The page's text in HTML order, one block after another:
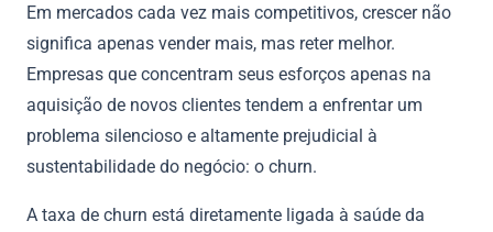
Em mercados cada vez mais competitivos, crescer não
significa apenas vender mais, mas reter melhor.
Empresas que concentram seus esforços apenas na
aquisição de novos clientes tendem a enfrentar um
problema silencioso e altamente prejudicial à
sustentabilidade do negócio: o churn.
A taxa de churn está diretamente ligada à saúde da